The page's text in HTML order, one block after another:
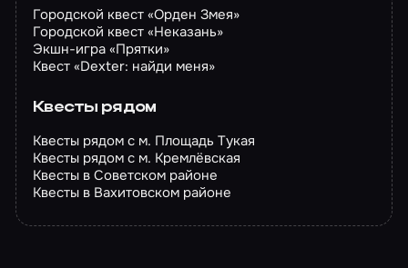
Городской квест «Орден Змея»
Городской квест «Неказань»
Экшн-игра «Прятки»
Квест «Dexter: найди меня»
Квесты рядом
Квесты рядом с м. Площадь Тукая
Квесты рядом с м. Кремлёвская
Квесты в Советском районе
Квесты в Вахитовском районе